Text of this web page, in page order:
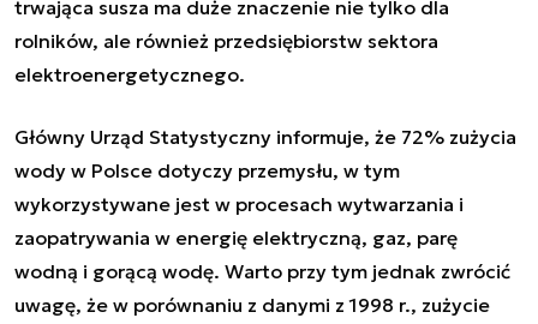
trwająca susza ma duże znaczenie nie tylko dla
rolników, ale również przedsiębiorstw sektora
elektroenergetycznego.
Główny Urząd Statystyczny informuje, że 72% zużycia
wody w Polsce dotyczy przemysłu, w tym
wykorzystywane jest w procesach wytwarzania i
zaopatrywania w energię elektryczną, gaz, parę
wodną i gorącą wodę. Warto przy tym jednak zwrócić
uwagę, że w porównaniu z danymi z 1998 r., zużycie